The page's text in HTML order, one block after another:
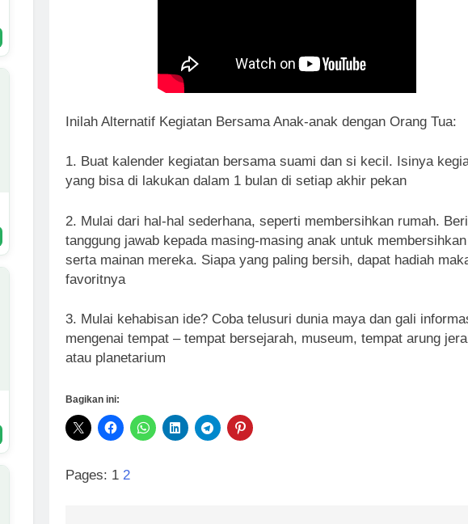
Inilah Alternatif Kegiatan Bersama Anak-anak dengan Orang Tua:
1. Buat kalender kegiatan bersama suami dan si kecil. Isinya
yang bisa di lakukan dalam 1 bulan di setiap akhir pekan
2. Mulai dari hal-hal sederhana, seperti membersihkan rumah. Beri
tanggung jawab kepada masing-masing anak untuk
serta mainan mereka. Siapa yang paling bersih, dapat hadiah
favoritnya
3. Mulai kehabisan ide? Coba telusuri dunia maya dan gali
mengenai tempat – tempat bersejarah, museum, tempat arung
atau planetarium
Bagikan ini:
Pages: 1 2